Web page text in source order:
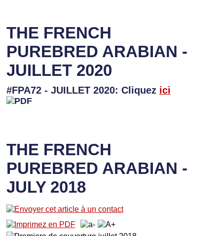
THE FRENCH
PUREBRED ARABIAN -
JUILLET 2020
#FPA72 - JUILLET 2020: Cliquez ici
THE FRENCH
PUREBRED ARABIAN -
JULY 2018